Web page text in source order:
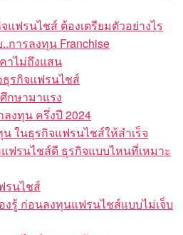
แฟรนไชส์ ต้องเตรียมตัวอย่างไร
การลงทุน Franchise
าไม่ถึงแสน
ธุรกิจแฟรนไชส์
กษามาแรง
ลงทุน ครึ่งปี 2024
ในธุรกิจแฟรนไชส์ให้สำเร็จ
แฟรนไชส์ดี ธุรกิจแบบไหนที่เหมาะ
รนไชส์
รู้ ก่อนลงทุนแฟรนไชส์แบบไม่เจ็บ